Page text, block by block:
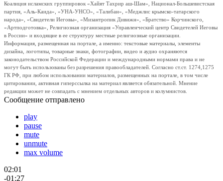
Коалиция исламских группировок «Хайят Тахрир аш-Шам», Национал-Большевистская
партия, «Аль-Каида», «УНА-УНСО», «Талибан», «Меджлис крымско-татарского
народа», «Свидетели Иеговы», «Мизантропик Дивижн», «Братство» Корчинского,
«Артподготовка», Религиозная организация «Управленческий центр Свидетелей Иеговы
в России» и входящие в ее структуру местные религиозные организации.
Информация, размещенная на портале, а именно: текстовые материалы, элементы
дизайна, логотипы, товарные знаки, фотографии, видео и аудио охраняются
законодательством Российской Федерации и международными нормами права и не
могут быть использованы без разрешения правообладателей. Согласно ст.ст. 1274,1275
ГК РФ, при любом использовании материалов, размещенных на портале, в том числе
цитировании, активная гиперссылка на материал является обязательной. Мнение
редакции может не совпадать с мнением отдельных авторов и колумнистов.
Сообщение отправлено
play
pause
mute
unmute
max volume
02:01
-01:27